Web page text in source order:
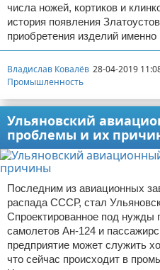
числа ножей, кортиков и
история появления
приобретения изделий именно
Владислав Ковалёв 28-04-2019
Промышленность
Ульяновский
проблемы и их
Последним из авиационных
распада СССР, стал
Спроектированное под нужды
самолетов Ан-124 и
предприятие может служить
что сейчас происходит в